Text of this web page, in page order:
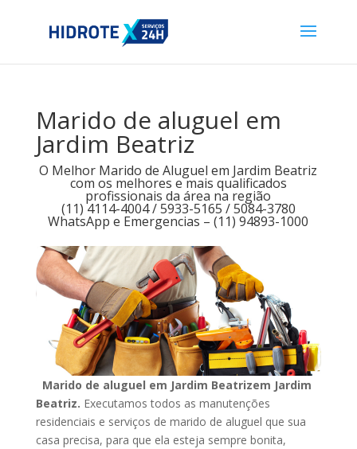
Marido de aluguel em
Jardim Beatriz
O Melhor Marido de Aluguel em Jardim Beatriz
com os melhores e mais qualificados
profissionais da área na região
(11) 4114-4004 / 5933-5165 / 5084-3780
WhatsApp e Emergencias – (11) 94893-1000
Marido de aluguel em Jardim Beatrizem Jardim
Beatriz. Executamos todos as manutenções
residenciais e serviços de marido de aluguel que sua
casa precisa, para que ela esteja sempre bonita,